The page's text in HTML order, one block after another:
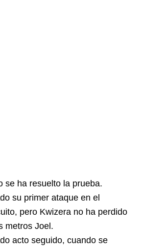
se ha resuelto la prueba.
su primer ataque en el
pero Kwizera no ha perdido
metros Joel.
acto seguido, cuando se